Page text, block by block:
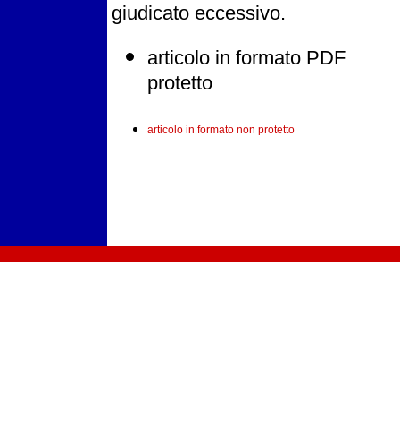
giudicato eccessivo.
articolo in formato PDF
protetto
articolo in formato non protetto